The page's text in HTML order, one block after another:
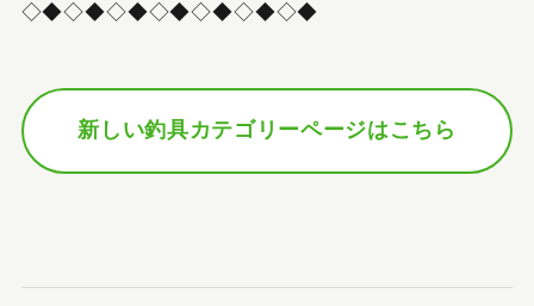
◇◆◇◆◇◆◇◆◇◆◇◆◇◆
新しい釣具カテゴリーページはこちら